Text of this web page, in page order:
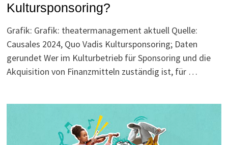
Kultursponsoring?
Grafik: Grafik: theatermanagement aktuell Quelle:
Causales 2024, Quo Vadis Kultursponsoring; Daten
gerundet Wer im Kulturbetrieb für Sponsoring und die
Akquisition von Finanzmitteln zuständig ist, für …